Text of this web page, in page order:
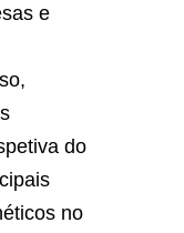
e
do
no